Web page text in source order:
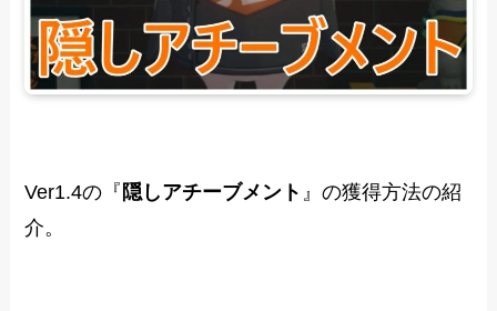
Ver1.4の『 隠しアチーブメント 』の獲得方法の紹
介。